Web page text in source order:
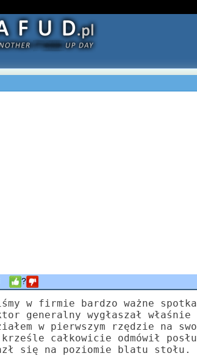
?
w firmie bardzo ważne
generalny wygłaszał
w pierwszym rzędzie na
krześle całkowicie odmówił
się na poziomie blatu stołu.